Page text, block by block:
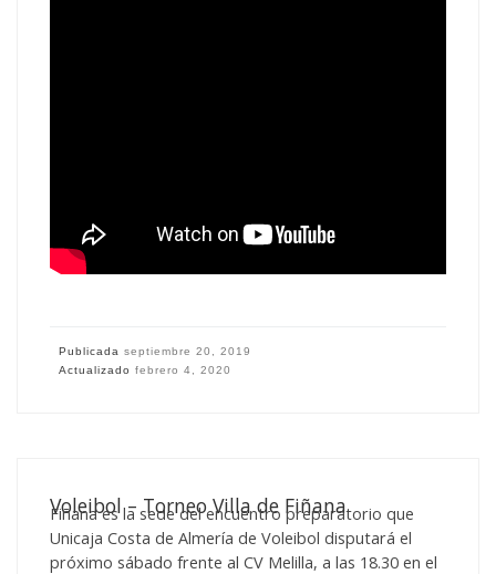
Publicadaseptiembre 20, 2019
Actualizadofebrero 4, 2020
Voleibol – Torneo Villa de Fiñana
Fiñana es la sede del encuentro preparatorio que
Unicaja Costa de Almería de Voleibol disputará el
próximo sábado frente al CV Melilla, a las 18.30 en el